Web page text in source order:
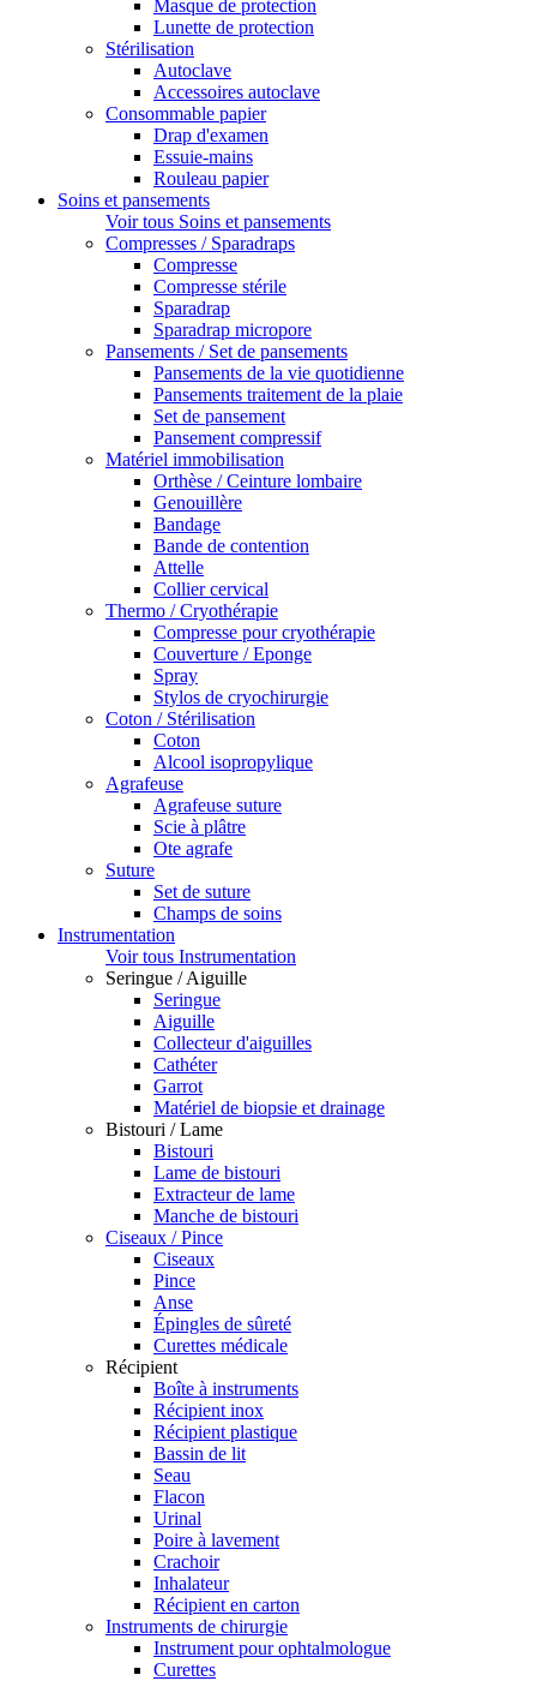
Masque de protection
Lunette de protection
Stérilisation
Autoclave
Accessoires autoclave
Consommable papier
Drap d'examen
Essuie-mains
Rouleau papier
Soins et pansements
Voir tous Soins et pansements
Compresses / Sparadraps
Compresse
Compresse stérile
Sparadrap
Sparadrap micropore
Pansements / Set de pansements
Pansements de la vie quotidienne
Pansements traitement de la plaie
Set de pansement
Pansement compressif
Matériel immobilisation
Orthèse / Ceinture lombaire
Genouillère
Bandage
Bande de contention
Attelle
Collier cervical
Thermo / Cryothérapie
Compresse pour cryothérapie
Couverture / Eponge
Spray
Stylos de cryochirurgie
Coton / Stérilisation
Coton
Alcool isopropylique
Agrafeuse
Agrafeuse suture
Scie à plâtre
Ote agrafe
Suture
Set de suture
Champs de soins
Instrumentation
Voir tous Instrumentation
Seringue / Aiguille
Seringue
Aiguille
Collecteur d'aiguilles
Cathéter
Garrot
Matériel de biopsie et drainage
Bistouri / Lame
Bistouri
Lame de bistouri
Extracteur de lame
Manche de bistouri
Ciseaux / Pince
Ciseaux
Pince
Anse
Épingles de sûreté
Curettes médicale
Récipient
Boîte à instruments
Récipient inox
Récipient plastique
Bassin de lit
Seau
Flacon
Urinal
Poire à lavement
Crachoir
Inhalateur
Récipient en carton
Instruments de chirurgie
Instrument pour ophtalmologue
Curettes